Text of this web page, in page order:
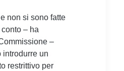
non si sono fatte
– ha
–
introdurre un
restrittivo per